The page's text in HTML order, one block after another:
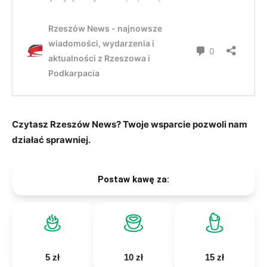
Czytasz Rzeszów News? Twoje wsparcie pozwoli nam
działać sprawniej.
Postaw kawę za:
5 zł 10 zł 15 zł